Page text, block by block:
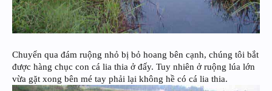
Chuyển qua đám ruộng nhỏ bị bỏ hoang bên cạnh, chúng tôi bắt
được hàng chục con cá lia thia ở đấy. Tuy nhiên ở ruộng lúa lớn
vừa gặt xong bên mé tay phải lại không hề có cá lia thia.